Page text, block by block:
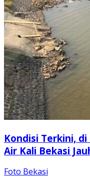
Kondisi Terkini,
Air Kali Bekasi
Foto Bekasi